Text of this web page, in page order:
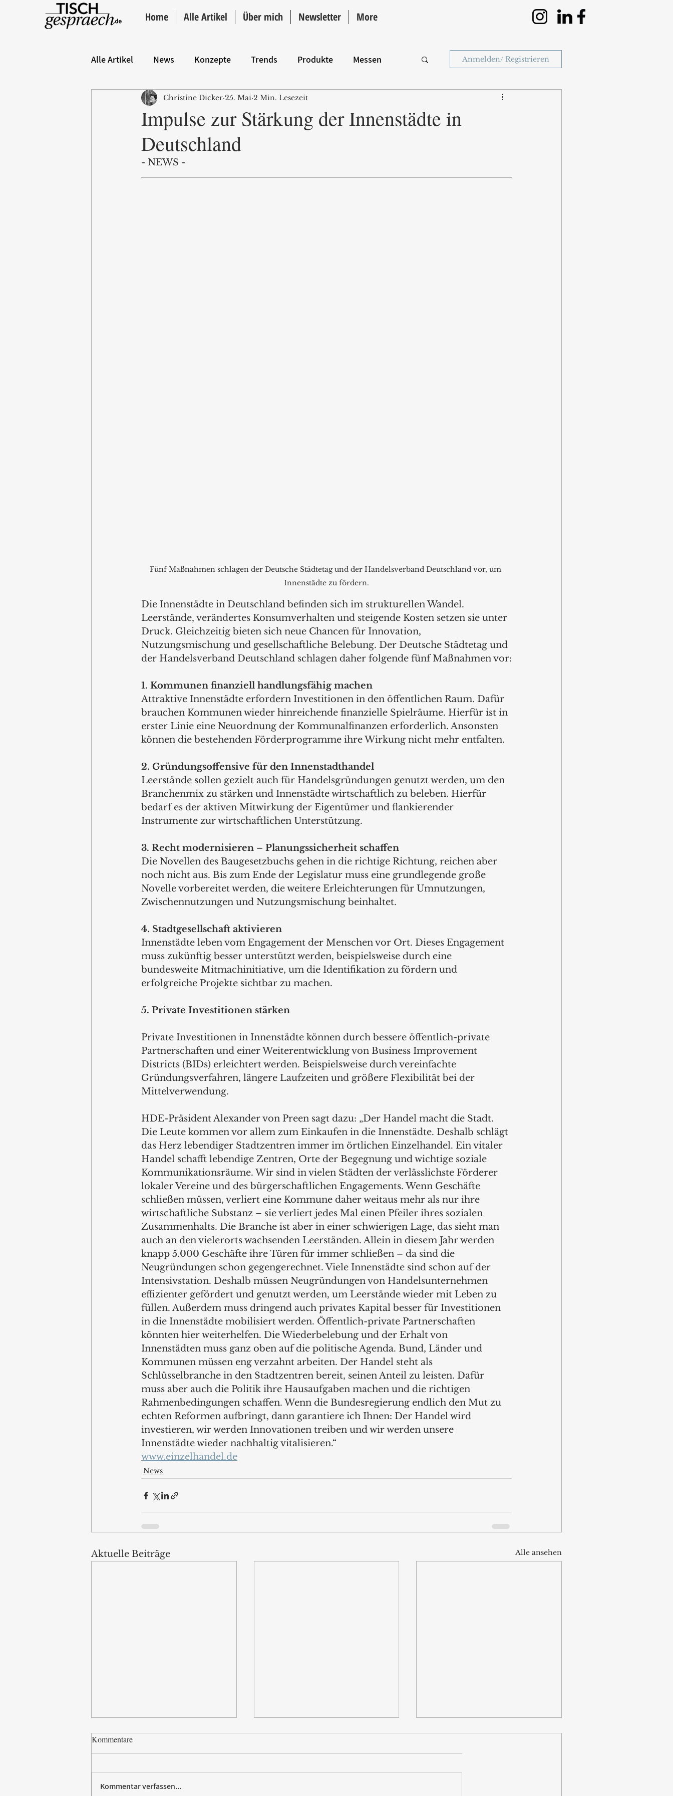
Home Alle Artikel Über mich Newsletter More
Alle Artikel News Konzepte Trends Produkte Messen
Hintergrund ANZEIGE Intro
Anmelden/ Registrieren
Impulse zur Stärkung der Innenstädte in
Deutschland
Christine Dicker 25. Mai 2 Min. Lesezeit
- NEWS -
Fünf Maßnahmen schlagen der Deutsche Städtetag und der Handelsverband Deutschland vor, um
Innenstädte zu fördern.
Die Innenstädte in Deutschland befinden sich im strukturellen Wandel.
Leerstände, verändertes Konsumverhalten und steigende Kosten setzen sie unter
Druck. Gleichzeitig bieten sich neue Chancen für Innovation,
Nutzungsmischung und gesellschaftliche Belebung. Der Deutsche Städtetag und
der Handelsverband Deutschland schlagen daher folgende fünf Maßnahmen vor:
1. Kommunen finanziell handlungsfähig machen
Attraktive Innenstädte erfordern Investitionen in den öffentlichen Raum. Dafür
brauchen Kommunen wieder hinreichende finanzielle Spielräume. Hierfür ist in
erster Linie eine Neuordnung der Kommunalfinanzen erforderlich. Ansonsten
können die bestehenden Förderprogramme ihre Wirkung nicht mehr entfalten.
2. Gründungsoffensive für den Innenstadthandel
Leerstände sollen gezielt auch für Handelsgründungen genutzt werden, um den
Branchenmix zu stärken und Innenstädte wirtschaftlich zu beleben. Hierfür
bedarf es der aktiven Mitwirkung der Eigentümer und flankierender
Instrumente zur wirtschaftlichen Unterstützung.
3. Recht modernisieren – Planungssicherheit schaffen
Die Novellen des Baugesetzbuchs gehen in die richtige Richtung, reichen aber
noch nicht aus. Bis zum Ende der Legislatur muss eine grundlegende große
Novelle vorbereitet werden, die weitere Erleichterungen für Umnutzungen,
Zwischennutzungen und Nutzungsmischung beinhaltet.
4. Stadtgesellschaft aktivieren
Innenstädte leben vom Engagement der Menschen vor Ort. Dieses Engagement
muss zukünftig besser unterstützt werden, beispielsweise durch eine
bundesweite Mitmachinitiative, um die Identifikation zu fördern und
erfolgreiche Projekte sichtbar zu machen.
5. Private Investitionen stärken
Private Investitionen in Innenstädte können durch bessere öffentlich-private
Partnerschaften und einer Weiterentwicklung von Business Improvement
Districts (BIDs) erleichtert werden. Beispielsweise durch vereinfachte
Gründungsverfahren, längere Laufzeiten und größere Flexibilität bei der
Mittelverwendung.
HDE-Präsident Alexander von Preen sagt dazu: „Der Handel macht die Stadt.
Die Leute kommen vor allem zum Einkaufen in die Innenstädte. Deshalb schlägt
das Herz lebendiger Stadtzentren immer im örtlichen Einzelhandel. Ein vitaler
Handel schafft lebendige Zentren, Orte der Begegnung und wichtige soziale
Kommunikationsräume. Wir sind in vielen Städten der verlässlichste Förderer
lokaler Vereine und des bürgerschaftlichen Engagements. Wenn Geschäfte
schließen müssen, verliert eine Kommune daher weitaus mehr als nur ihre
wirtschaftliche Substanz – sie verliert jedes Mal einen Pfeiler ihres sozialen
Zusammenhalts. Die Branche ist aber in einer schwierigen Lage, das sieht man
auch an den vielerorts wachsenden Leerständen. Allein in diesem Jahr werden
knapp 5.000 Geschäfte ihre Türen für immer schließen – da sind die
Neugründungen schon gegengerechnet. Viele Innenstädte sind schon auf der
Intensivstation. Deshalb müssen Neugründungen von Handelsunternehmen
effizienter gefördert und genutzt werden, um Leerstände wieder mit Leben zu
füllen. Außerdem muss dringend auch privates Kapital besser für Investitionen
in die Innenstädte mobilisiert werden. Öffentlich-private Partnerschaften
könnten hier weiterhelfen. Die Wiederbelebung und der Erhalt von
Innenstädten muss ganz oben auf die politische Agenda. Bund, Länder und
Kommunen müssen eng verzahnt arbeiten. Der Handel steht als
Schlüsselbranche in den Stadtzentren bereit, seinen Anteil zu leisten. Dafür
muss aber auch die Politik ihre Hausaufgaben machen und die richtigen
Rahmenbedingungen schaffen. Wenn die Bundesregierung endlich den Mut zu
echten Reformen aufbringt, dann garantiere ich Ihnen: Der Handel wird
investieren, wir werden Innovationen treiben und wir werden unsere
Innenstädte wieder nachhaltig vitalisieren.“
www.einzelhandel.de
News
Aktuelle Beiträge Alle ansehen
Kommentare
Kommentar verfassen...